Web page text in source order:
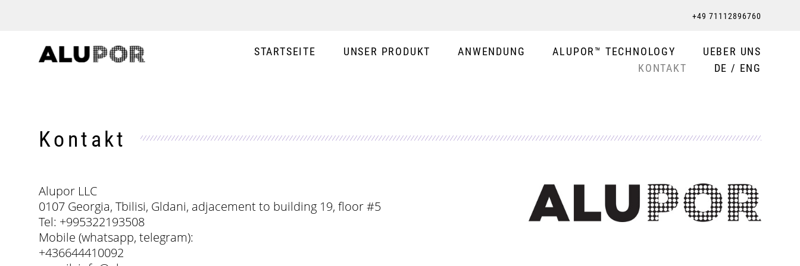
+49 71112896760
STARTSEITE UNSER PRODUKT ANWENDUNG ALUPOR™ TECHNOLOGY
UEBER UNS
KONTAKT
DE / ENG
Kontakt
Alupor LLC
0107 Georgia, Tbilisi, Gldani, adjacement to building 19, floor #5
Tel: +995322193508
Mobile (whatsapp, telegram):
+436644410092